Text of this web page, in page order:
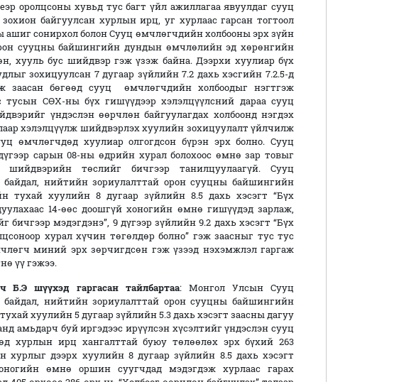
оролцсоны хувьд тус багт үйл ажиллагаа явуулдаг сууц
байгуулсан хурлын ирц, уг хурлаас гарсан тогтоол
сонирхол болон Сууц өмчлөгчдийн холбооны эрх зүйн
сууцны байшингийн дундын өмчлөлийн эд хөрөнгийн
хууль бус шийдвэр гэж үзэж байна. Дээрхи хуулиар бүх
зохицуулсан 7 дугаар зүйлийн 7.2 дахь хэсгийн 7.2.5-д
заасан бөгөөд сууц өмчлөгчдийн холбоодыг нэгтгэж
тусын СӨХ-ны бүх гишүүдээр хэлэлцүүлсний дараа сууц
үндэслэн өөрчлөн байгуулагдах холбоонд нэгдэх
хэлэлцүүлж шийдвэрлэх хуулийн зохицуулалт үйлчилж
өмчлөгчдөд хуулиар олгогдсон бүрэн эрх болно. Сууц
сарын 08-ны өдрийн хурал болохоос өмнө зар товыг
төслийг бичгээр танилцуулаагүй. Сууц
нийтийн зориулалттай орон сууцны байшингийн
тухай хуулийн 8 дугаар зүйлийн 8.5 дахь хэсэгт “Бүх
14-өөс доошгүй хоногийн өмнө гишүүдэд зарлаж,
мэдэгдэнэ”, 9 дүгээр зүйлийн 9.2 дахь хэсэгт “Бүх
хурал хүчин төгөлдөр болно” гэж заасныг тус тус
миний эрх зөрчигдсөн гэж үзээд нэхэмжлэл гаргаж
үү гэжээ.
шүүхэд гаргасан тайлбартаа: Монгол Улсын Сууц
нийтийн зориулалттай орон сууцны байшингийн
хуулийн 5 дугаар зүйлийн 5.3 дахь хэсэгт заасны дагуу
амьдарч буй иргэдээс ирүүлсэн хүсэлтийг үндэслэн сууц
хурлын ирц хангалттай буюу төлөөлөх эрх бүхий 263
дээрх хуулийн 8 дугаар зүйлийн 8.5 дахь хэсэгт
өмнө оршин суугчдад мэдэгдэж хурлаас гарах